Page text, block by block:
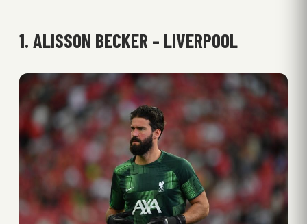
1. ALISSON BECKER – LIVERPOOL